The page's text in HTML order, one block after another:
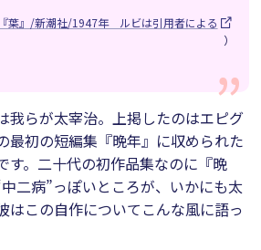
葉』/新潮社/1947年 ルビは引用者による
）
我らが太宰治。上掲したのはエピグ
最初の短編集『晩年』に収められた
す。二十代の初作品集なのに『晩
二病”っぽいところが、いかにも太
はこの自作についてこんな風に語っ